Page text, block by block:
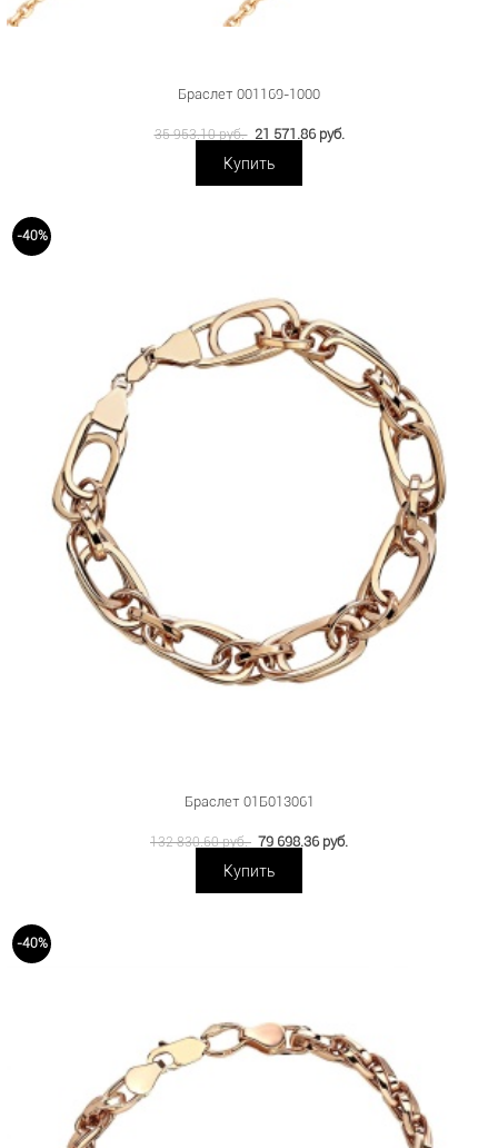
Браслет 001169-1000
35 953.10 руб. 21 571.86 руб.
Купить
-40%
Браслет 01Б013061
132 830.60 руб. 79 698.36 руб.
Купить
-40%